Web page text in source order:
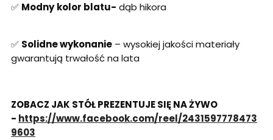
✅ Modny kolor blatu- dąb hikora
✅ Solidne wykonanie – wysokiej jakości materiały
gwarantują trwałość na lata
ZOBACZ JAK STÓŁ PREZENTUJE SIĘ NA ŻYWO
- https://www.facebook.com/reel/2431597778473
9603